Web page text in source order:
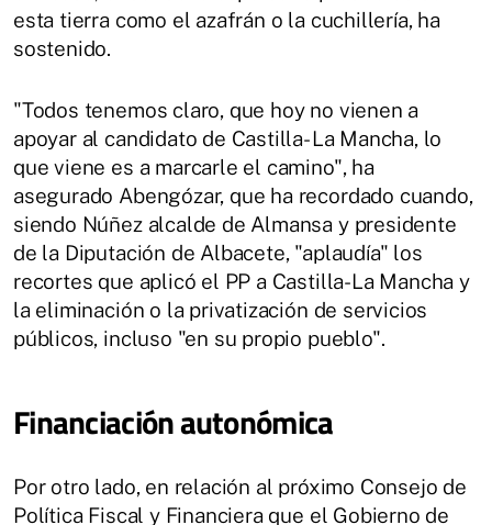
esta tierra como el azafrán o la cuchillería, ha
sostenido.
"Todos tenemos claro, que hoy no vienen a
apoyar al candidato de Castilla- La Mancha, lo
que viene es a marcarle el camino", ha
asegurado Abengózar, que ha recordado cuando,
siendo Núñez alcalde de Almansa y presidente
de la Diputación de Albacete, "aplaudía" los
recortes que aplicó el PP a Castilla-La Mancha y
la eliminación o la privatización de servicios
públicos, incluso "en su propio pueblo".
Financiación autonómica
Por otro lado, en relación al próximo Consejo de
Política Fiscal y Financiera que el Gobierno de